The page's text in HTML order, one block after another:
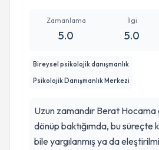
yolculuğum çok daha keyifli ve
gerçekten müthiş. Hayat
ederim. Berat Hocam, iyi ki
Zamanlama
5.0
İlgi
5.0
Bireysel psikolojik danışmanlık
Psikolojik Danışmanlık Merkezi
Uzun zamandır Berat
dönüp baktığımda, bu süreçte
bile yargılanmış ya da